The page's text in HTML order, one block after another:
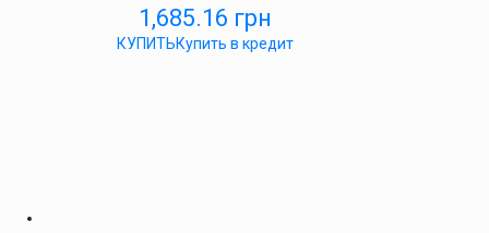
1,685.16 грн
КУПИТЬКупить в кредит